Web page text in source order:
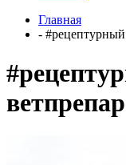
Главная
- #рецептурный